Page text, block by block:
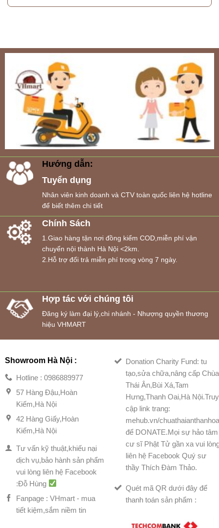
Hướng dẫn:
Tuyển dụng
Nhân viên kinh doanh và CTV toàn quốc liên hệ hotline
để biết thêm chi tiết
Chính Sách
1.Giao hàng tận nơi đồng kiểm COD,miễn phí vận
chuyển nội thành Hà Nội <2km.
2.Hỗ trợ đổi trả miễn phí trong vòng 7 ngày.
Hợp tác với chúng tôi
Đăng ký làm đại lý,chi nhánh - Nhượng quyền thương
hiệu VHMART
Showroom Hà Nội :
Hotline : 0986889977
57 Hàng Đậu,Hoàn
Kiếm,Hà Nội
42 Hàng Giấy,Hoàn
Kiếm,Hà Nội
Tư vấn kỹ thuật,khiếu nại
dịch vụ,bảo hành sản phẩm
vui lòng liên hệ Facebook
:Đỗ Hùng
Fanpage : VHmart - mua
tiết kiệm,sắm niềm tin
Donation Charity Fund: tu
tạo,sửa chữa,nâng cấp Chùa
Thái Ân,Bùi Xá,Tam
Hưng,Thanh Oai,Hà Nội.Truy
cập link trang:
mehub.vn/
để DONATE.Mọi sự hảo tâm
cư sĩ Phật Tử gần xa vui
liên hệ Facebook Quý sư
thầy Thích Đàm Thảo.
Quét mã QR dưới đây để
thanh toán sản phẩm :